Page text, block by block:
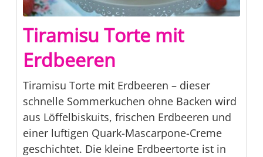
Tiramisu Torte mit
Erdbeeren
Tiramisu Torte mit Erdbeeren – dieser
schnelle Sommerkuchen ohne Backen wird
aus Löffelbiskuits, frischen Erdbeeren und
einer luftigen Quark-Mascarpone-Creme
geschichtet. Die kleine Erdbeertorte ist in